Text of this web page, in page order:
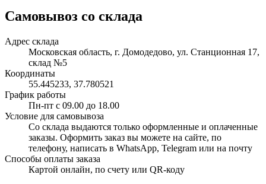
Самовывоз со склада
Адрес склада
Московская область, г. Домодедово, ул. Станционная 17,
склад №5
Координаты
55.445233, 37.780521
График работы
Пн-пт с 09.00 до 18.00
Условие для самовывоза
Со склада выдаются только оформленные и оплаченные
заказы. Оформить заказ вы можете на сайте, по
телефону, написать в WhatsApp, Telegram или на почту
Способы оплаты заказа
Картой онлайн, по счету или QR-коду